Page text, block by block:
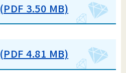
(PDF 3.50 MB)
(PDF 4.81 MB)